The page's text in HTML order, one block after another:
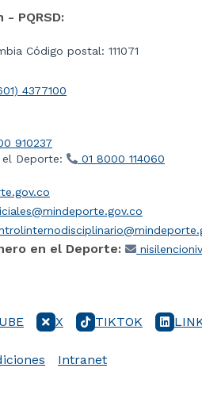
PQRSD:
Código postal: 111071
4377100
910237
el Deporte:
01 8000 114060
en el Deporte:
X TIKTOK
Intranet